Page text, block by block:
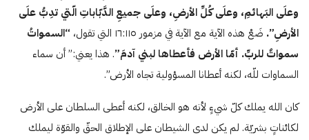
وعلَى البَهائمِ، وعلَى كُلِّ الأرضِ، وعلَى جميعِ الدَّبّاباتِ الّتي تدِبُّ علَى
الأرضِ”. ضَعْ هذه الآية مع الآية في مزمور ۱٦:۱۱٥ التي تقول،
“السمواتُ
سمواتٌ للربِّ. أمّا الأرض فأعطاها لبني آدمَ”. هذا يعني:” أن سماء
السماوات للّه، لكنه أعطانا المسؤولية تجاه الأرض”.
كان الله يملك كلّ شيءٍ لأنه هو الخالق، لكنه أعطى السلطان على الأرض
لكائناتٍ بشريّة. لم يكن لدى الشيطان على الإطلاق الحقّ والقوّة ليملك